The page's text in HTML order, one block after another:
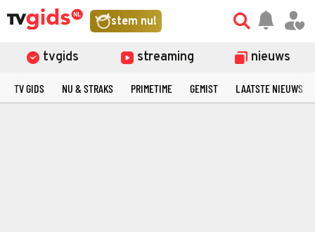
stem nu!
tvgids streaming nieuws
TV GIDS NU & STRAKS PRIMETIME GEMIST LAATSTE NIEUWS